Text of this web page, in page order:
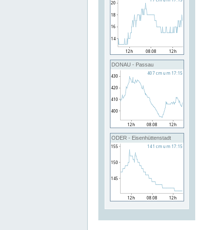
DONAU - Passau
ODER - Eisenhüttenstadt